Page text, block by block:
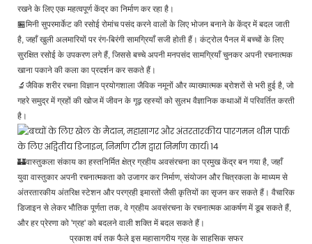
रखने के लिए एक महत्वपूर्ण केंद्र का निर्माण कर रहा है।
🏪मिनी सुपरमार्केट की रसोई रोमांच पसंद करने वालों के लिए भोजन बनाने के केंद्र में बदल जाती
है, जहाँ खुली अलमारियों पर रंग-बिरंगी सामग्रियाँ सजी होती हैं। कंट्रोल पैनल में बच्चों के लिए
सुरक्षित रसोई के उपकरण लगे हैं, जिससे बच्चे अपनी मनपसंद सामग्रियाँ चुनकर अपनी रचनात्मक
खाना पकाने की कला का प्रदर्शन कर सकते हैं।
🔬जैविक शरीर रचना विज्ञान प्रयोगशाला जैविक नमूनों और व्याख्यात्मक ब्रोशरों से भरी हुई है, जो
गहरे समुद्र में ग्रहों की खोज में जीवन के गूढ़ रहस्यों को सुलभ वैज्ञानिक कथाओं में परिवर्तित करती
है।
🏰वास्तुकला संकाय का हस्तनिर्मित क्षेत्र ग्रहीय अवसंरचना का प्रमुख केंद्र बन गया है, जहाँ
युवा वास्तुकार अपनी रचनात्मकता को उजागर कर निर्माण, संयोजन और चित्रकला के माध्यम से
अंतरतारकीय अंतरिक्ष स्टेशन और परग्रही इमारतों जैसी कृतियों का सृजन कर सकते हैं। वैचारिक
डिजाइन से लेकर भौतिक पूर्णता तक, वे ग्रहीय अवसंरचना के रचनात्मक आकर्षण में डूब सकते हैं,
और हर प्रेरणा को 'ग्रह' को बदलने वाली शक्ति में बदल सकते हैं।
प्रकाश वर्ष तक फैले इस महासागरीय ग्रह के साहसिक सफर